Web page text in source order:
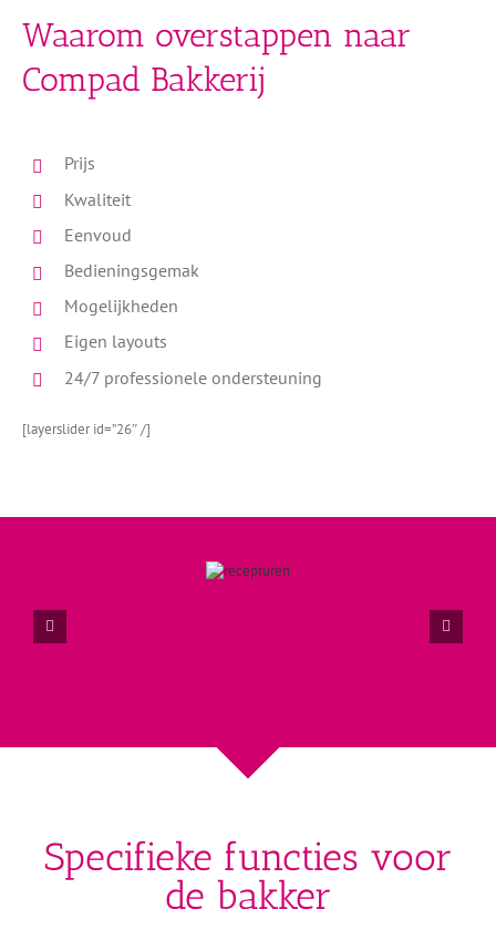
Waarom overstappen naar
Compad Bakkerij
Prijs
Kwaliteit
Eenvoud
Bedieningsgemak
Mogelijkheden
Eigen layouts
24/7 professionele ondersteuning
[layerslider id=”26″ /]
Specifieke functies voor
de bakker